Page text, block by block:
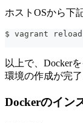
ホストOSから下
$ vagrant reload
以上で、Docker
環境の作成が完了
Dockerのイン